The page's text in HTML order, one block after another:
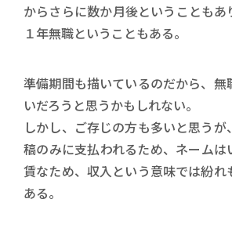
からさらに数か月後ということも
１年無職ということもある。
準備期間も描いているのだから、無
いだろうと思うかもしれない。
しかし、ご存じの方も多いと思う
稿のみに支払われるため、ネームは
賃なため、収入という意味では紛れ
ある。